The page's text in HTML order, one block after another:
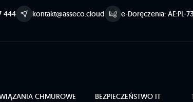
444 kontakt@asseco.cloud e-Doręczenia: AE:PL-
CHMUROWE BEZPIECZEŃSTWO IT